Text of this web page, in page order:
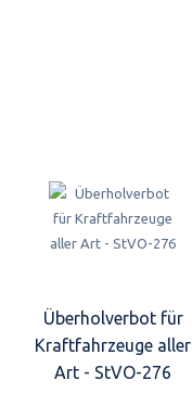
Überholverbot für
Kraftfahrzeuge aller
Art - StVO-276